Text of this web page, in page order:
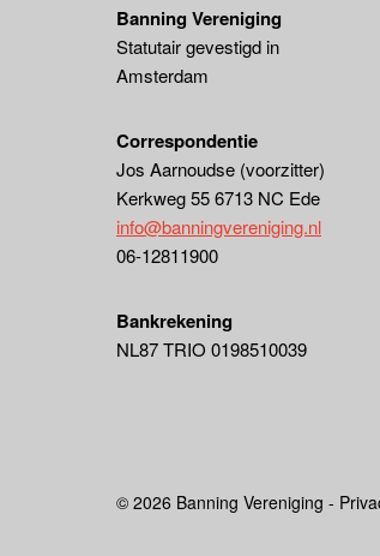
Banning Vereniging
Statutair gevestigd in
Amsterdam
Correspondentie
Jos Aarnoudse (voorzitter)
Kerkweg 55 6713 NC Ede
info@banningvereniging.nl
06-12811900
Bankrekening
NL87 TRIO 0198510039
© 2026 Banning Vereniging -